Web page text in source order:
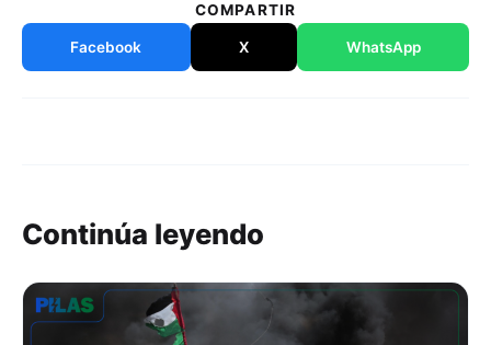
COMPARTIR
Facebook X WhatsApp
Continúa leyendo